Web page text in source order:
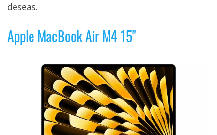
deseas.
Apple MacBook Air M4 15"